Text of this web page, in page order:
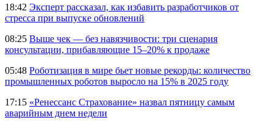
18:42 Эксперт рассказал, как избавить разработчиков от
стресса при выпуске обновлений
08:25 Выше чек — без навязчивости: три сценария
консультации, прибавляющие 15–20% к продаже
05:48 Роботизация в мире бьет новые рекорды: количество
промышленных роботов выросло на 15% в 2025 году
17:15 «Ренессанс Страхование» назвал пятницу самым
аварийным днем недели